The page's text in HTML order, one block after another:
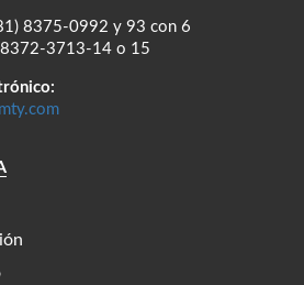
8375-0992 y 93 con 6
8372-3713-14 o 15